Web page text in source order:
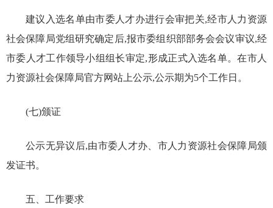
建议入选名单由市委人才办进行会审把关,经市人力资源
社会保障局党组研究确定后,报市委组织部部务会会议审议,经
市委人才工作领导小组组长审定,形成正式入选名单。在市人
力资源社会保障局官方网站上公示,公示期为5个工作日。
(七)颁证
公示无异议后,由市委人才办、市人力资源社会保障局颁
发证书。
五、工作要求